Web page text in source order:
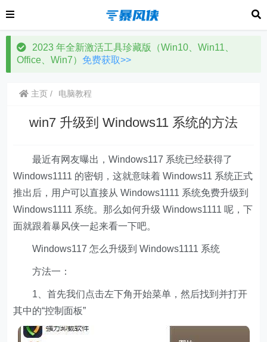
2023 年全新激活工具珍藏版（Win10、Win11、
Office、Win7） 免费获取>>
主页 电脑教程
win7 升级到 Windows11 系统的方法
最近有网友曝出，Windows117 系统已经获得了
Windows1111 的密钥，这就意味着 Windows11 系统正式
推出后，用户可以直接从 Windows1111 系统免费升级到
Windows1111 系统。那么如何升级 Windows1111 呢，下
面就跟着暴风侠一起来看一下吧。
Windows117 怎么升级到 Windows1111 系统
方法一：
1、首先我们点击左下角开始菜单，然后找到并打开
其中的“控制面板”